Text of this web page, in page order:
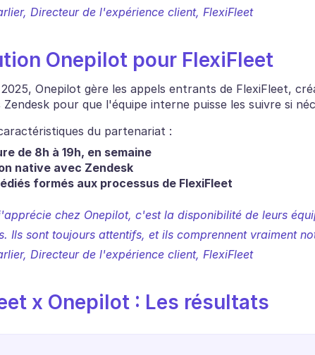
Directeur de l'expérience client, FlexiFleet
Onepilot pour FlexiFleet
Onepilot gère les appels entrants de FlexiFleet,
pour que l'équipe interne puisse les suivre si
du partenariat :
de 8h à 19h, en semaine
native avec Zendesk
formés aux processus de FlexiFleet
chez Onepilot, c'est la disponibilité de leurs
Ils sont toujours attentifs, et ils comprennent vraiment
Directeur de l'expérience client, FlexiFleet
x Onepilot : Les résultats